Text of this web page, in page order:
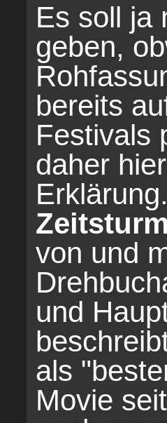
Es soll ja
geben,
bereits
Festivals
daher
von und
und
als
Movie